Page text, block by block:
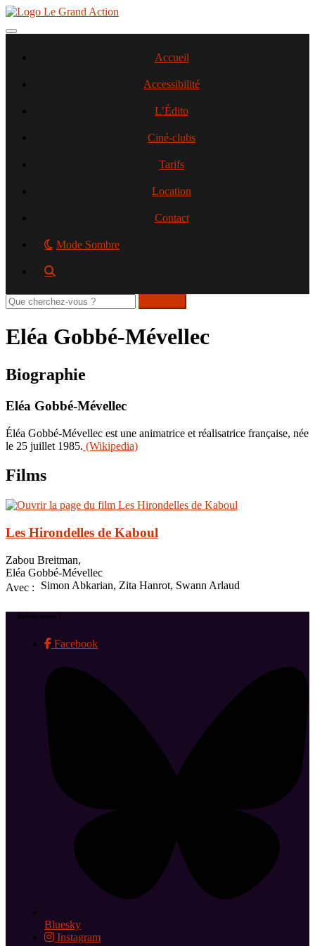
Aller
contenu
Toggle navigation
Accueil
Accessibilité
L’Édito
Ciné-clubs
Tarifs
Location
Contact
Mode Sombre
Rechercher
sur
site
Eléa Gobbé-Mévellec
Biographie
Eléa Gobbé-Mévellec
Éléa Gobbé-Mévellec est une animatrice et réalisatrice française, née
le 25 juillet 1985. (Wikipedia)
Films
Les Hirondelles de Kaboul
Zabou Breitman,
Eléa Gobbé-Mévellec
Avec :
Simon Abkarian, Zita Hanrot, Swann Arlaud
Suivez-nous !
Facebook
Bluesky
Instagram